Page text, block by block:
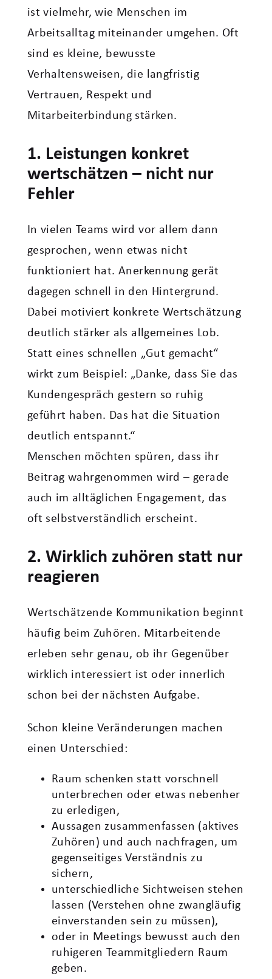
ist vielmehr, wie Menschen im
Arbeitsalltag miteinander umgehen. Oft
sind es kleine, bewusste
Verhaltensweisen, die langfristig
Vertrauen, Respekt und
Mitarbeiterbindung stärken.
1. Leistungen konkret
wertschätzen – nicht nur
Fehler
In vielen Teams wird vor allem dann
gesprochen, wenn etwas nicht
funktioniert hat. Anerkennung gerät
dagegen schnell in den Hintergrund.
Dabei motiviert konkrete Wertschätzung
deutlich stärker als allgemeines Lob.
Statt eines schnellen „Gut gemacht“
wirkt zum Beispiel: „Danke, dass Sie das
Kundengespräch gestern so ruhig
geführt haben. Das hat die Situation
deutlich entspannt.“
Menschen möchten spüren, dass ihr
Beitrag wahrgenommen wird – gerade
auch im alltäglichen Engagement, das
oft selbstverständlich erscheint.
2. Wirklich zuhören statt nur
reagieren
Wertschätzende Kommunikation beginnt
häufig beim Zuhören. Mitarbeitende
erleben sehr genau, ob ihr Gegenüber
wirklich interessiert ist oder innerlich
schon bei der nächsten Aufgabe.
Schon kleine Veränderungen machen
einen Unterschied:
Raum schenken statt vorschnell
unterbrechen oder etwas nebenher
zu erledigen,
Aussagen zusammenfassen (aktives
Zuhören) und auch nachfragen, um
gegenseitiges Verständnis zu
sichern,
unterschiedliche Sichtweisen stehen
lassen (Verstehen ohne zwangläufig
einverstanden sein zu müssen),
oder in Meetings bewusst auch den
ruhigeren Teammitgliedern Raum
geben.